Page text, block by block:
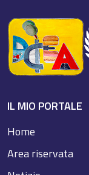
IL MIO PORTALE
Home
Area riservata